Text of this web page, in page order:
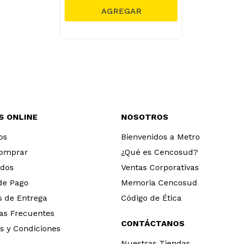
ONLINE
Pago
de Entrega
Frecuentes
y Condiciones
NOSOTROS
Bienvenidos a Metro
¿Qué es Cencosud?
Ventas Corporativas
Memoria Cencosud
Código de Ética
CONTÁCTANOS